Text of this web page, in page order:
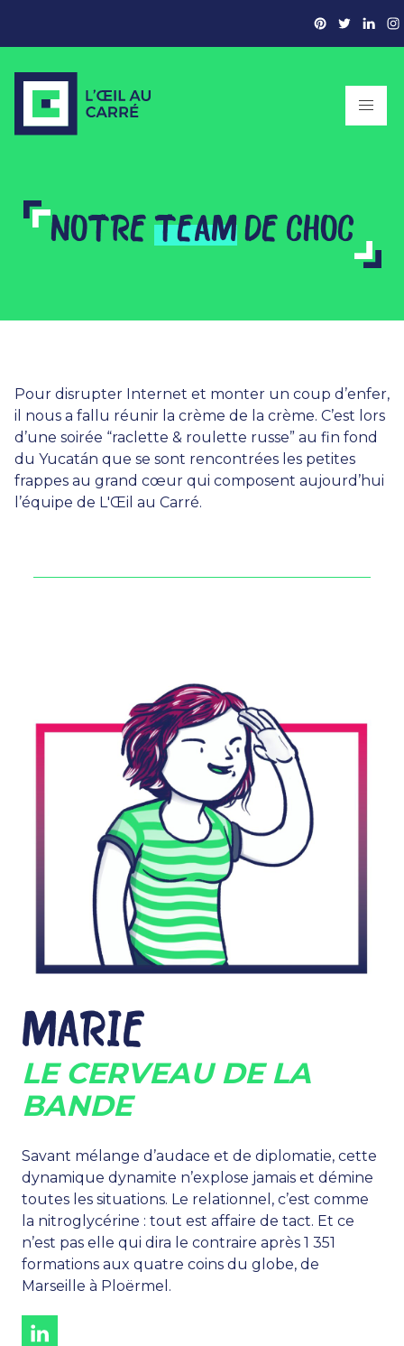
NOTRETEAMDE CHOC
Pour disrupter Internet et monter un coup d’enfer,
il nous a fallu réunir la crème de la crème. C’est lors
d’une soirée “raclette & roulette russe” au fin fond
du Yucatán que se sont rencontrées les petites
frappes au grand cœur qui composent aujourd’hui
l’équipe de L'Œil au Carré.
MARIE
LE CERVEAU DE LA
BANDE
Savant mélange d’audace et de diplomatie, cette
dynamique dynamite n’explose jamais et démine
toutes les situations. Le relationnel, c’est comme
la nitroglycérine : tout est affaire de tact. Et ce
n’est pas elle qui dira le contraire après 1 351
formations aux quatre coins du globe, de
Marseille à Ploërmel.